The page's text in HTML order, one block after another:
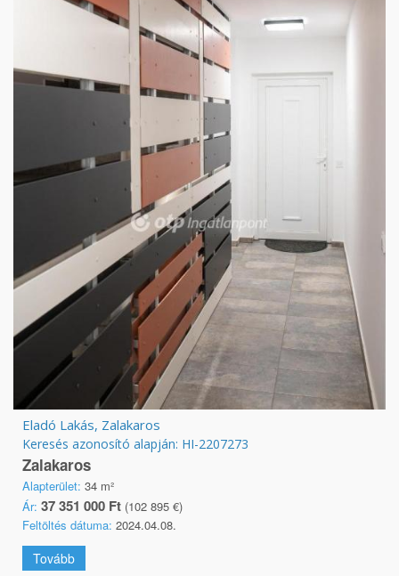
Eladó Lakás, Zalakaros
Keresés azonosító alapján: HI-2207273
Zalakaros
Alapterület: 34 m²
Ár: 37 351 000 Ft (102 895 €)
Feltöltés dátuma: 2024.04.08.
Tovább